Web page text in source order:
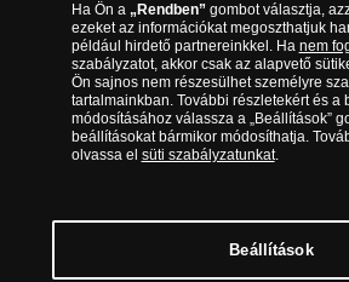
Adatkezelés
Magyar Éremkibocsátó Kft. 1134 Budapest, Váci út
957944, Adószám: 23275395-2-41 A Társaság
Ha Ön a „Rendben”gombot választja,
ezeket az információkat megoszthatjuk
például hirdető partnereinkkel. Ha nem
szabályzatot, akkor csak az alapvető
Ön sajnos nem részesülhet személyre
tartalmainkban. További részletekért és a
módosításához válassza a „Beállítások”
beállításokat bármikor módosíthatja.
olvassa el süti szabályzatunkat.
Beállítások